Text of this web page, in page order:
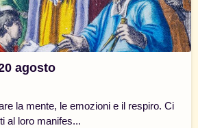
agosto
la mente, le emozioni e il respiro. Ci
al loro manifes...